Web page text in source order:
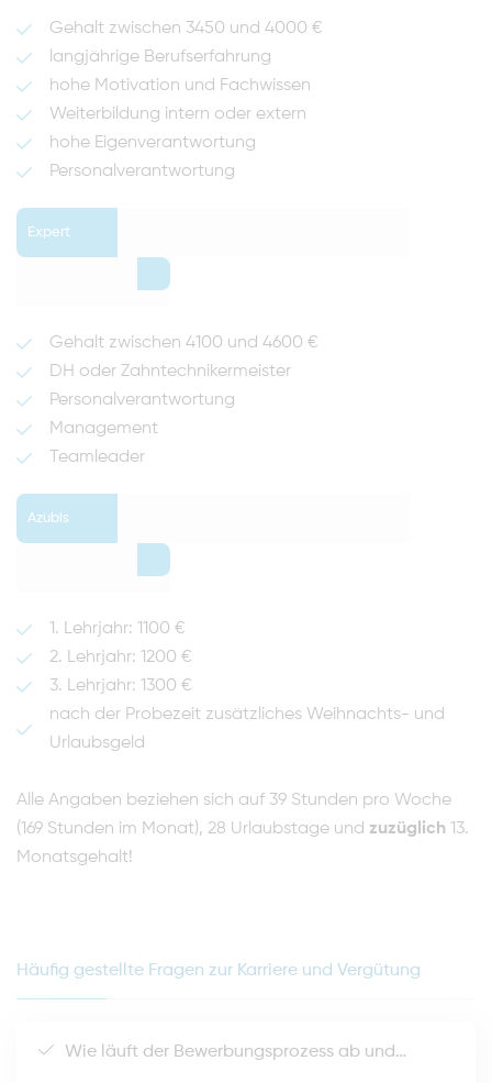
Gehalt zwischen 3450 und 4000 €
langjährige Berufserfahrung
hohe Motivation und Fachwissen
Weiterbildung intern oder extern
hohe Eigenverantwortung
Personalverantwortung
Expert
Gehalt zwischen 4100 und 4600 €
DH oder Zahntechnikermeister
Personalverantwortung
Management
Teamleader
Azubis
1. Lehrjahr: 1100 €
2. Lehrjahr: 1200 €
3. Lehrjahr: 1300 €
nach der Probezeit zusätzliches Weihnachts- und
Urlaubsgeld
Alle Angaben beziehen sich auf 39 Stunden pro Woche
(169 Stunden im Monat), 28 Urlaubstage und zuzüglich 13.
Monatsgehalt!
Häufig gestellte Fragen zur Karriere und Vergütung
Wie läuft der Bewerbungsprozess ab und wann kann ich mit einer Rückmeldung rechnen?